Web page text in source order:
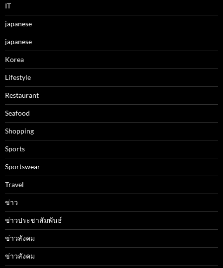
IT
japanese
japanese
Korea
Lifestyle
Restaurant
Seafood
Shopping
Sports
Sportswear
Travel
ข่าว
ข่าวประชาสัมพันธ์
ข่าวสังคม
ข่าวสังคม